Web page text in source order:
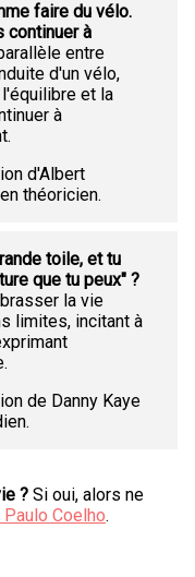
faire du vélo.
continuer à
entre
d'un vélo,
et la
à
d'Albert
théoricien.
toile, et tu
que tu peux" ?
la vie
limites, incitant à
de Danny Kaye
? Si oui, alors ne
Coelho.